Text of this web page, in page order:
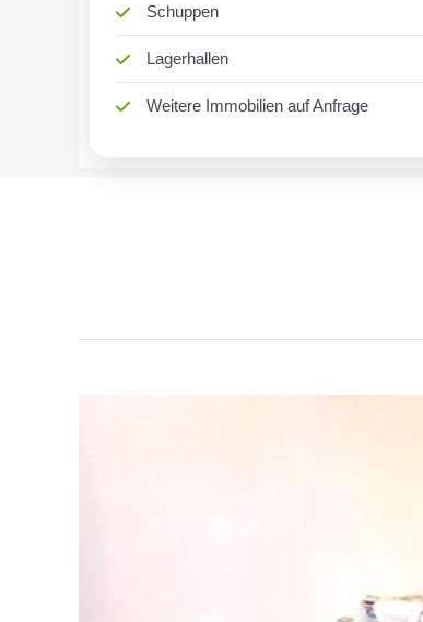
Schuppen
Lagerhallen
Weitere Immobilien auf Anfrage